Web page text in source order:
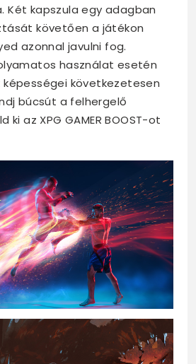
Két kapszula egy adagban
követően a játékon
azonnal javulni fog.
használat esetén
következetesen
búcsút a felhergelő
ki az XPG GAMER BOOST-ot